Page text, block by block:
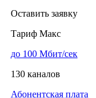
Оставить заявку
Тариф Макс
до 100 Мбит/сек
130 каналов
Абонентская плата